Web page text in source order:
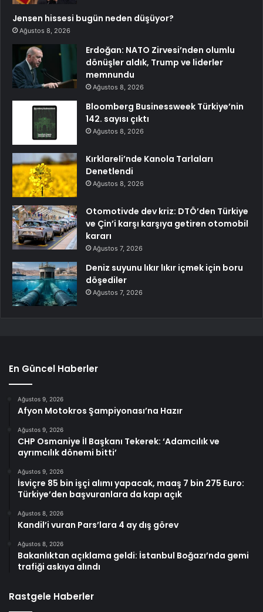
Jensen hissesi bugün neden düşüyor?
Ağustos 8, 2026
Erdoğan: NATO Zirvesi’nden olumlu
dönüşler aldık, Trump ve liderler
memnundu
Ağustos 8, 2026
Bloomberg Businessweek Türkiye’nin
142. sayısı çıktı
Ağustos 8, 2026
Kırklareli’nde Kanola Tarlaları
Denetlendi
Ağustos 8, 2026
Otomotivde dev kriz: DTÖ’den Türkiye
ve Çin’i karşı karşıya getiren otomobil
kararı
Ağustos 7, 2026
Deniz suyunu lıkır lıkır içmek için boru
döşediler
Ağustos 7, 2026
En Güncel Haberler
Ağustos 9, 2026
Afyon Motokros Şampiyonası’na Hazır
Ağustos 9, 2026
CHP Osmaniye İl Başkanı Tekerek: ‘Adamcılık ve
ayrımcılık dönemi bitti’
Ağustos 9, 2026
İsviçre 85 bin işçi alımı yapacak, maaş 7 bin 275 Euro:
Türkiye’den başvuranlara da kapı açık
Ağustos 8, 2026
Kandil’i vuran Pars’lara 4 ay dış görev
Ağustos 8, 2026
Bakanlıktan açıklama geldi: İstanbul Boğazı’nda gemi
trafiği askıya alındı
Rastgele Haberler